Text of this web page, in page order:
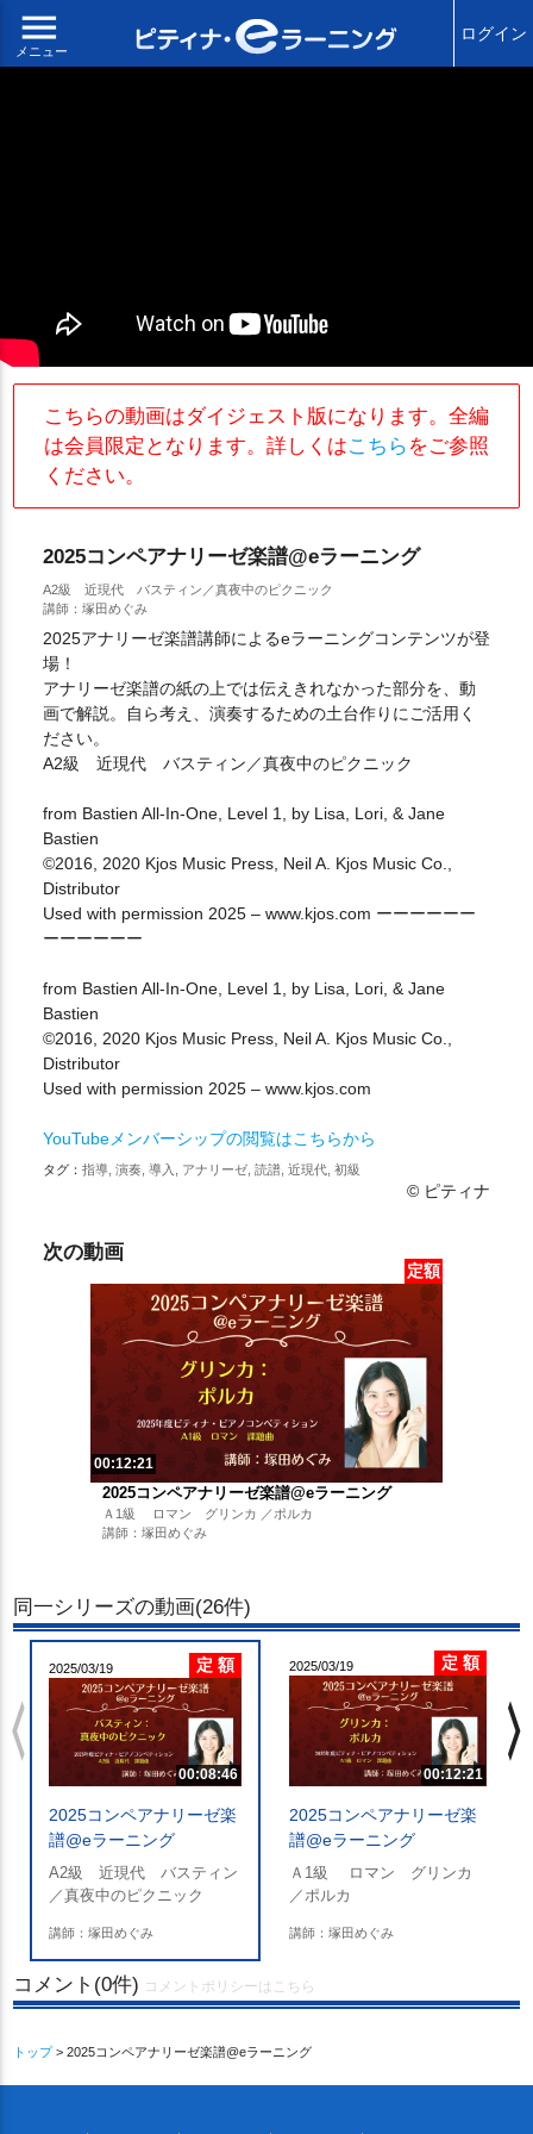
menu
メニュー
ログイン
こちらの動画はダイジェスト版になります。全編
は会員限定となります。詳しくはこちら をご参照
ください。
2025コンペアナリーゼ楽譜@eラーニング
A2級 近現代 バスティン／真夜中のピクニック
講師：塚田めぐみ
2025アナリーゼ楽譜講師によるeラーニングコンテンツが登
場！
アナリーゼ楽譜の紙の上では伝えきれなかった部分を、動
画で解説。自ら考え、演奏するための土台作りにご活用く
ださい。
A2級 近現代 バスティン／真夜中のピクニック
from Bastien All-In-One, Level 1, by Lisa, Lori, & Jane
Bastien
©2016, 2020 Kjos Music Press, Neil A. Kjos Music Co.,
Distributor
Used with permission 2025 – www.kjos.com ーーーーーー
ーーーーーー
from Bastien All-In-One, Level 1, by Lisa, Lori, & Jane
Bastien
©2016, 2020 Kjos Music Press, Neil A. Kjos Music Co.,
Distributor
Used with permission 2025 – www.kjos.com
YouTubeメンバーシップの閲覧はこちらから
タグ： 指導, 演奏, 導入, アナリーゼ, 読譜, 近現代, 初級
© ピティナ
次の動画
定額
00:12:21
2025コンペアナリーゼ楽譜@eラーニング
Ａ1級 ロマン グリンカ ／ポルカ
講師：塚田めぐみ
同一シリーズの動画(26件)
2025/03/19 定 額
00:08:46
2025コンペアナリーゼ楽
譜@eラーニング
A2級 近現代 バスティン
／真夜中のピクニック
講師：塚田めぐみ
2025/03/19 定 額
00:12:21
2025コンペアナリーゼ楽
譜@eラーニング
Ａ1級 ロマン グリンカ
／ポルカ
講師：塚田めぐみ
chevron_left chevron_right
コメント(0件) コメントポリシーはこちら
トップ> 2025コンペアナリーゼ楽譜@eラーニング